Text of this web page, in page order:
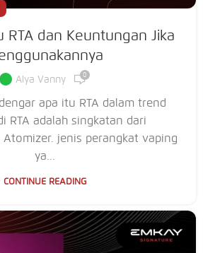
RTA dan Keuntungan Jika
Alya Vanny 0
apa itu RTA dalam trend
RTA adalah singkatan dari
Atomizer. jenis perangkat vaping
ya...
CONTINUE READING